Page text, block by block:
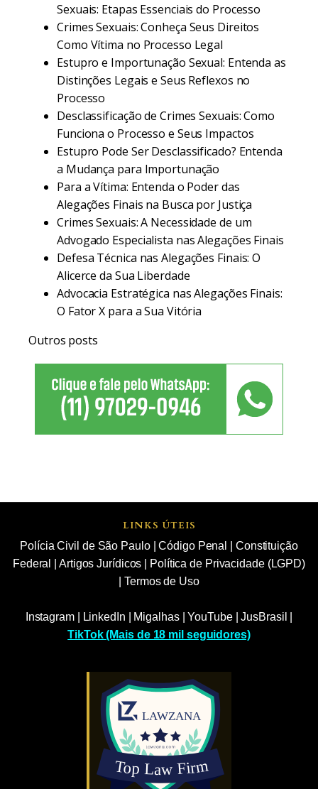
Sexuais: Etapas Essenciais do Processo
Crimes Sexuais: Conheça Seus Direitos
Como Vítima no Processo Legal
Estupro e Importunação Sexual: Entenda as
Distinções Legais e Seus Reflexos no
Processo
Desclassificação de Crimes Sexuais: Como
Funciona o Processo e Seus Impactos
Estupro Pode Ser Desclassificado? Entenda
a Mudança para Importunação
Para a Vítima: Entenda o Poder das
Alegações Finais na Busca por Justiça
Crimes Sexuais: A Necessidade de um
Advogado Especialista nas Alegações Finais
Defesa Técnica nas Alegações Finais: O
Alicerce da Sua Liberdade
Advocacia Estratégica nas Alegações Finais:
O Fator X para a Sua Vitória
Outros posts
LINKS ÚTEIS
Polícia Civil de São Paulo|Código Penal
Constituição
Federal
Artigos Jurídicos
Política de Privacidade (LGPD)
|Termos de Uso
Instagram| LinkedIn Migalhas|YouTube|JusBrasil
TikTok (Mais de 18 mil seguidores)